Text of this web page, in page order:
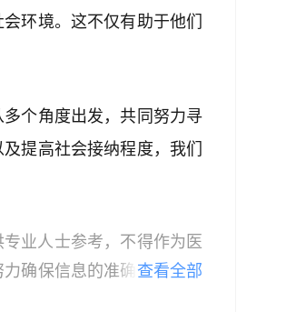
环境。这不仅有助于他们
个角度出发，共同努力寻
提高社会接纳程度，我们
业人士参考，不得作为医
确保信息的准确性，但本
查看全部